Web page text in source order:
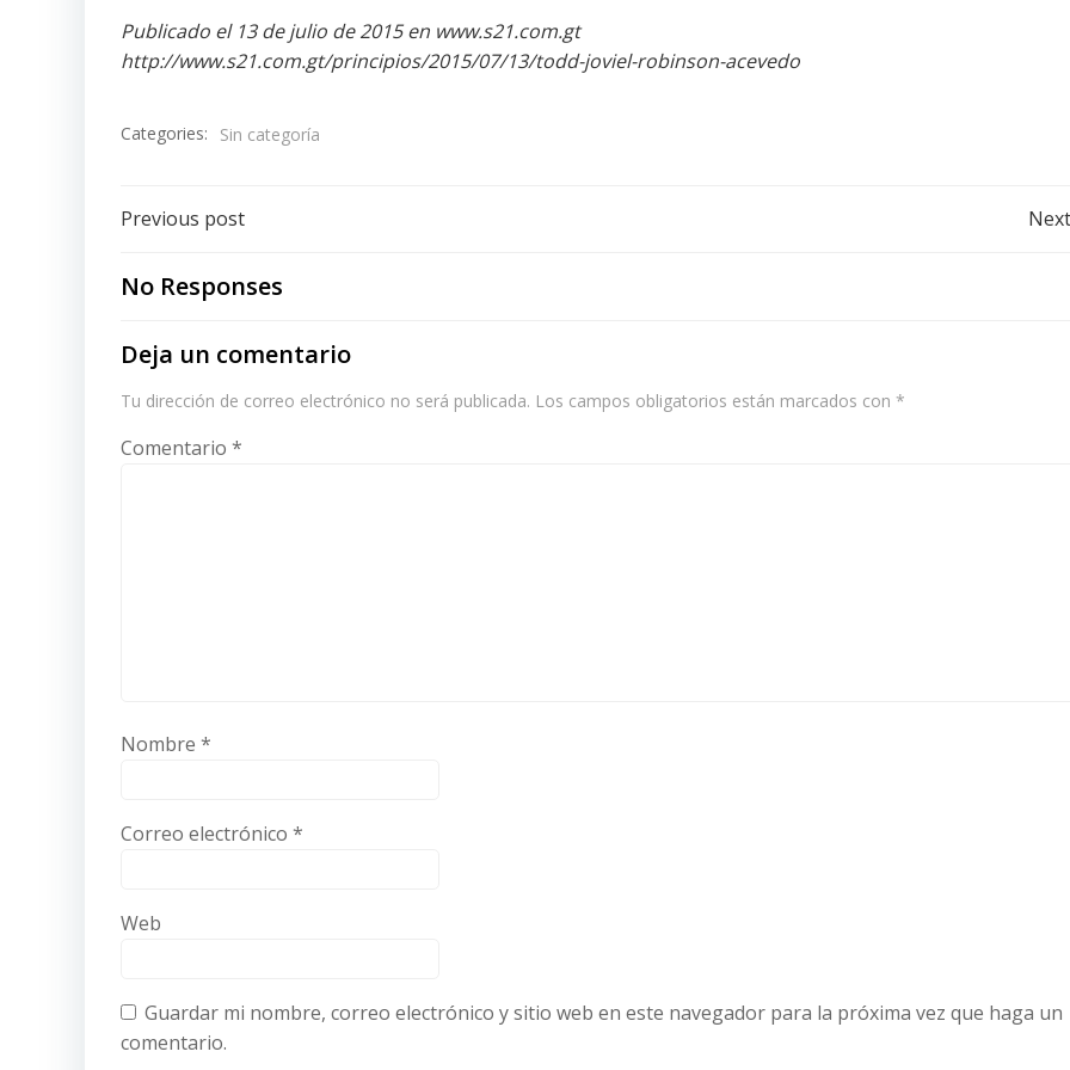
Publicado el 13 de julio de 2015 en www.s21.com.gt
http://www.s21.com.gt/principios/2015/07/13/todd-joviel-robinson-acevedo
Categories: Sin categoría
Post
navigation
Previous post
No Responses
Deja un comentario
Tu dirección de correo electrónico no será publicada. Los campos obligatorios están marcados con *
Comentario *
Nombre *
Correo electrónico *
Web
Guardar mi nombre, correo electrónico y sitio web en este navegador para la próxima vez que haga un
comentario.